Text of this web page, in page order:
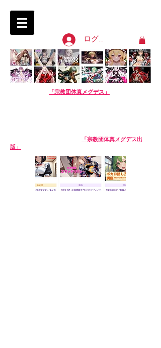
ログイン
「宗教団体真メグデス」
「宗教団体真メグデス出
版」